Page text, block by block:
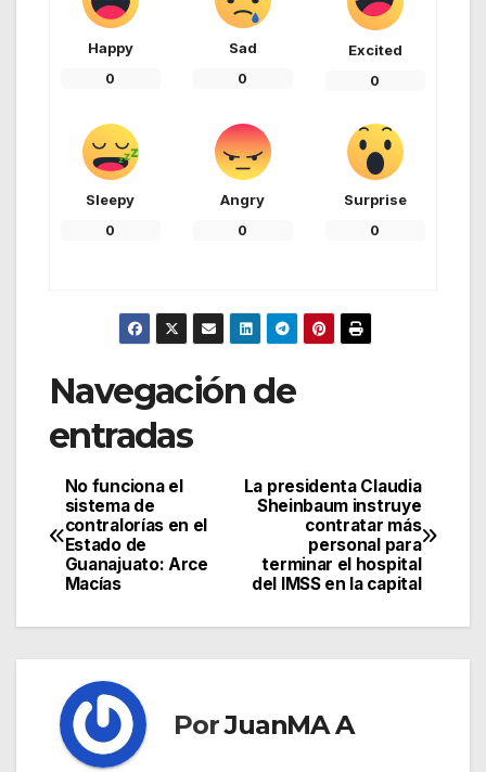
Happy
0
Sad
0
Excited
0
Sleepy
0
Angry
0
Surprise
0
Navegación de
entradas
La presidenta Claudia
Sheinbaum instruye
contratar más
personal para
terminar el hospital
del IMSS en la capital
No funciona el
sistema de
contralorías en el
Estado de
Guanajuato: Arce
Macías
PorJuanMA A